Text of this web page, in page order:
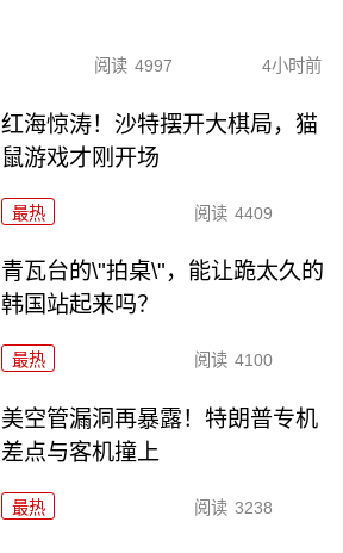
阅读 4997 4小时前
红海惊涛！沙特摆开大棋局，猫
鼠游戏才刚开场
最热 阅读 4409
青瓦台的\"拍桌\"，能让跪太久的
韩国站起来吗？
最热 阅读 4100
美空管漏洞再暴露！特朗普专机
差点与客机撞上
最热 阅读 3238